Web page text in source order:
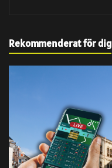
Rekommenderat för dig